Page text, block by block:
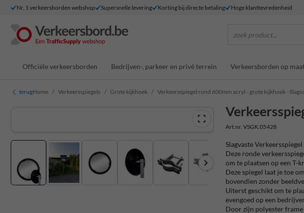
Nr. 1 verkeersborden webshop Supersnelle levering Korting bij directe betaling Hoge klanttevredenheid
zoek product...
Officiële verkeersborden Bedrijven-, parkeer en privé terrein Verkeersborden op
terugHome Verkeersspiegels Grote kijkhoek Verkeersspiegel rond 600mm acryl - grote kijkhoek -
Art.nr. VSGK.05428
Slagvaste
Deze ronde
om te plaatsen op een T-
Deze spiegel laat je toe
bovendien zonder
Uiterst geschikt om te
evengoed op een
Door zijn polyester frame